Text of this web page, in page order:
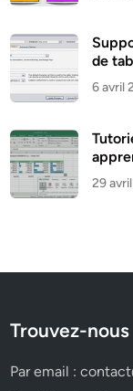
de
6 avril
29
Trouvez-nous
Par email :